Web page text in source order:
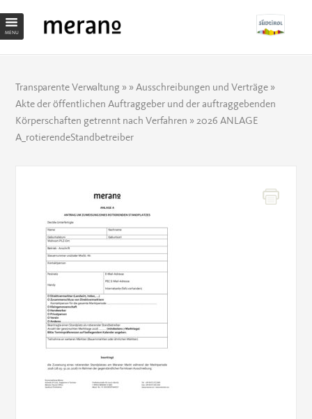
MENU
Transparente Verwaltung » »Ausschreibungen und Verträge »
Akte der öffentlichen Auftraggeber und der auftraggebenden
Körperschaften getrennt nach Verfahren » 2026 ANLAGE
A_rotierendeStandbetreiber
ANLAGE